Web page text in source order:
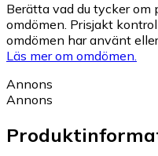
Berätta vad du tycker om
omdömen. Prisjakt
omdömen har använt
Läs mer om omdömen.
Annons
Annons